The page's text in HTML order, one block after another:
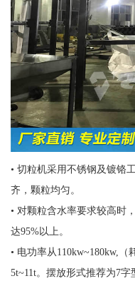
• 切粒机采用不锈钢及镀铬
齐，颗粒均匀。
• 对颗粒含水率要求较高时
达95%以上。
• 电功率从110kw~180kw,（
5t~11t。摆放形式推荐为7字